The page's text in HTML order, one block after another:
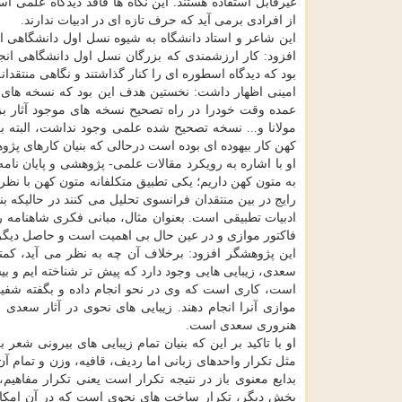
از افرادی برمی آید كه حرف تازه ای در ادبیات ندارند.
این شاعر و استاد دانشگاه به شیوه نسل اول دانشگاهی
افزود: كار ارزشمندی كه بزرگان نسل اول دانشگاهی
بود كه دیدگاه اسطوره ای را كنار گذاشتند و نگاهی
امینی اظهار داشت: نخستین هدف این بود كه نسخه
عمده وقت خودرا در راه تصحیح نسخه های موجود آثار
مولانا و... نسخه تصحیح شده علمی وجود نداشت،
كهن كار بیهوده ای بوده است درحالی كه بنیان كارهای
او با اشاره به رویكرد مقالات علمی- پژوهشی و پایان
به متون كهن داریم؛ یكی تطبیق متكلفانه متون كهن با
رایج در بین منتقدان فرانسوی تحلیل می كنند در
ادبیات تطبیقی است. بعنوان مثال، مبانی فكری
فاكتور موازی و در عین حال بی اهمیت است و حاصل
این پژوهشگر افزود: برخلاف آن چه به نظر می آید،
سعدی، زیبایی هایی وجود دارد كه پیش تر شناخته ایم
است، كاری است كه وی در نحو انجام داده و بگفته
موازی آنرا انجام دهند. زیبایی های نحوی در آثار
هنروری سعدی است.
او با تاكید بر این كه بنیان تمام زیبایی های بیرونی
مثل تكرار واحدهای زبانی اما ردیف، قافیه، وزن و
بدایع معنوی باز در نتیجه تكرار است یعنی تكرار
بخش دیگر، تكرار ساخت های نحوی است كه در آن